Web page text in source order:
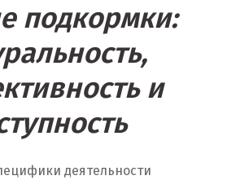
подкормки:
и
деятельности